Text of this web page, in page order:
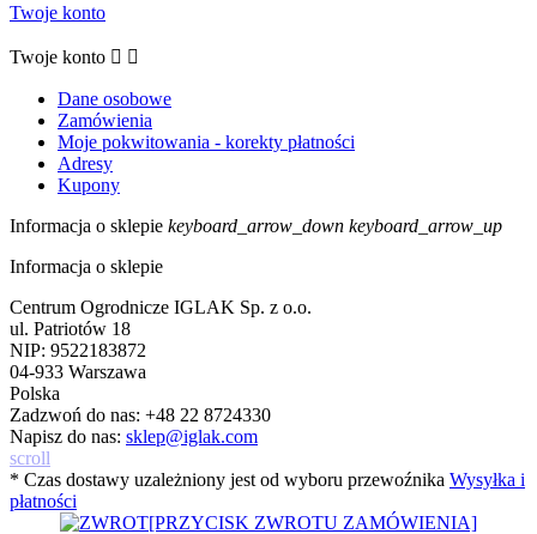
Twoje konto
Twoje konto  
Dane osobowe
Zamówienia
Moje pokwitowania - korekty płatności
Adresy
Kupony
Informacja o sklepie keyboard_arrow_down keyboard_arrow_up
Informacja o sklepie
Centrum Ogrodnicze IGLAK Sp. z o.o.
ul. Patriotów 18
NIP: 9522183872
04-933 Warszawa
Polska
Zadzwoń do nas: +48 22 8724330
Napisz do nas: sklep@iglak.com
scroll
* Czas dostawy uzależniony jest od wyboru przewoźnika Wysyłka i
płatności
[PRZYCISK ZWROTU ZAMÓWIENIA]